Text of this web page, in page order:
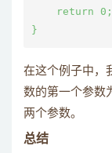
    return 0;
在这个例子中，
数的第一个参数
两个参数。
总结